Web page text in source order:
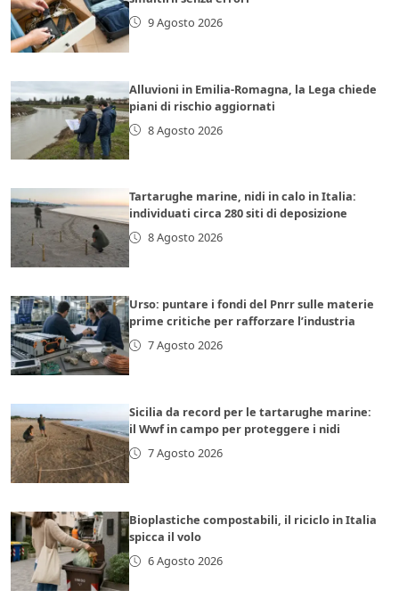
9 Agosto 2026
Alluvioni in Emilia-Romagna, la Lega chiede
piani di rischio aggiornati
8 Agosto 2026
Tartarughe marine, nidi in calo in Italia:
individuati circa 280 siti di deposizione
8 Agosto 2026
Urso: puntare i fondi del Pnrr sulle materie
prime critiche per rafforzare l’industria
7 Agosto 2026
Sicilia da record per le tartarughe marine:
il Wwf in campo per proteggere i nidi
7 Agosto 2026
Bioplastiche compostabili, il riciclo in Italia
spicca il volo
6 Agosto 2026